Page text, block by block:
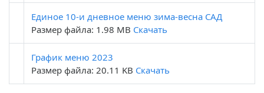
Единое 10-и дневное меню зима-весна САД
Размер файла: 1.98 MB Скачать
График меню 2023
Размер файла: 20.11 KB Скачать